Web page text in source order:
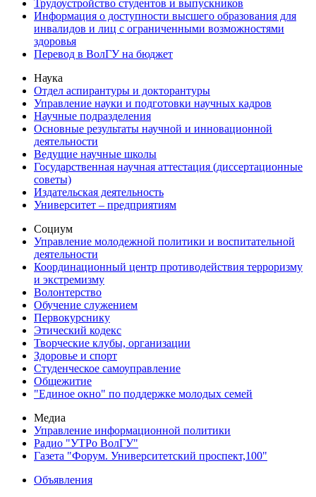
Трудоустройство студентов и выпускников
Информация о доступности высшего образования для
инвалидов и лиц с ограниченными возможностями
здоровья
Перевод в ВолГУ на бюджет
Наука
Отдел аспирантуры и докторантуры
Управление науки и подготовки научных кадров
Научные подразделения
Основные результаты научной и инновационной
деятельности
Ведущие научные школы
Государственная научная аттестация (диссертационные
советы)
Издательская деятельность
Университет – предприятиям
Социум
Управление молодежной политики и воспитательной
деятельности
Координационный центр противодействия терроризму
и экстремизму
Волонтерство
Обучение служением
Первокурснику
Этический кодекс
Творческие клубы, организации
Здоровье и спорт
Студенческое самоуправление
Общежитие
"Единое окно" по поддержке молодых семей
Медиа
Управление информационной политики
Радио "УТРо ВолГУ"
Газета "Форум. Университетский проспект,100"
Объявления